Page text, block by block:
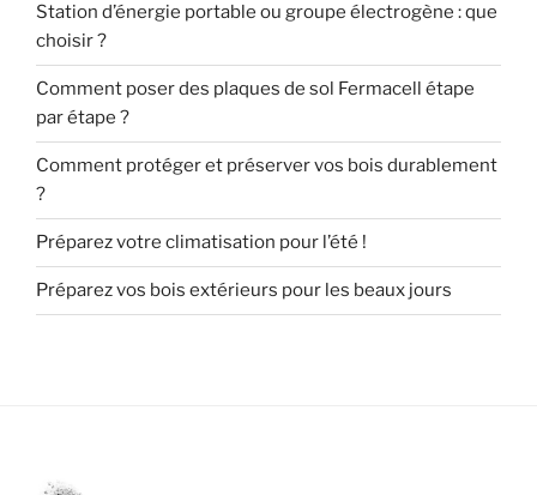
Station d’énergie portable ou groupe électrogène : que
choisir ?
Comment poser des plaques de sol Fermacell étape
par étape ?
Comment protéger et préserver vos bois durablement
?
Préparez votre climatisation pour l’été !
Préparez vos bois extérieurs pour les beaux jours